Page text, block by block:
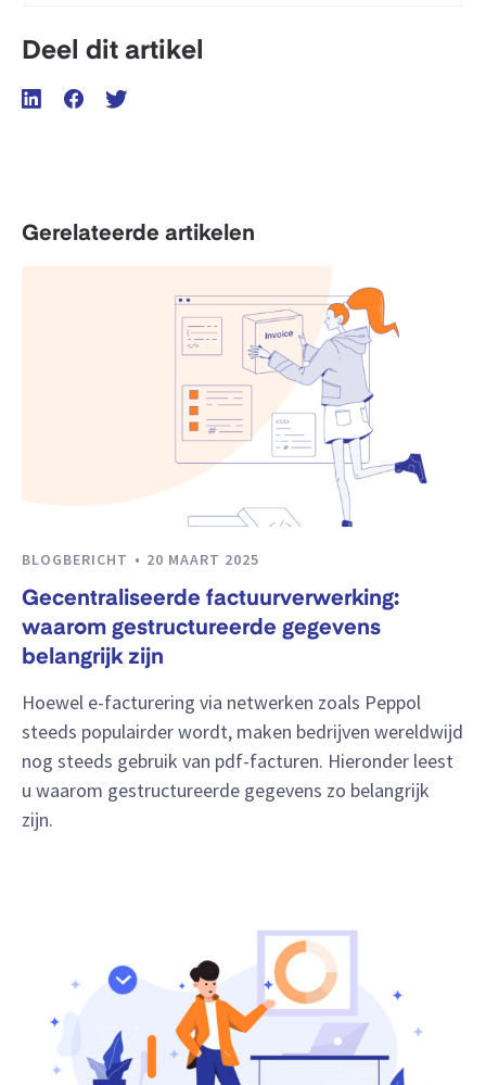
Deel dit artikel
Gerelateerde artikelen
BLOGBERICHT 20 MAART 2025
Gecentraliseerde factuurverwerking:
waarom gestructureerde gegevens
belangrijk zijn
Hoewel e-facturering via netwerken zoals Peppol
steeds populairder wordt, maken bedrijven wereldwijd
nog steeds gebruik van pdf-facturen. Hieronder leest
u waarom gestructureerde gegevens zo belangrijk
zijn.